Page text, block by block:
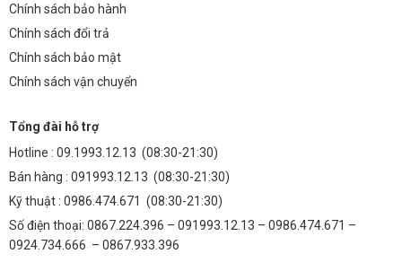
Chính sách bảo hành
Chính sách đổi trả
Chính sách bảo mật
Chính sách vận chuyển
Tổng đài hỗ trợ
Hotline : 09.1993.12.13 (08:30-21:30)
Bán hàng : 091993.12.13 (08:30-21:30)
Kỹ thuật : 0986.474.671 (08:30-21:30)
Số điện thoại: 0867.224.396 – 091993.12.13 – 0986.474.671 –
0924.734.666 – 0867.933.396